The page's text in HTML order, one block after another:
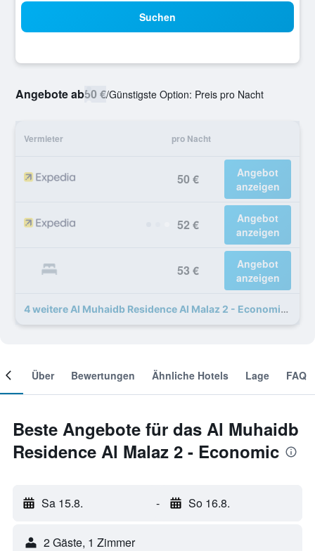
Suchen
Angebote ab50 €/Günstigste Option: Preis pro Nacht
Vermieter pro Nacht
50 €
Angebot
anzeigen
52 €
Angebot
anzeigen
53 €
Angebot
anzeigen
4 weitere Al Muhaidb Residence Al Malaz 2 - Economic Angebote
Über Bewertungen Ähnliche Hotels Lage FAQ
Beste Angebote für das Al Muhaidb
Residence Al Malaz 2 - Economic
Sa 15.8. - So 16.8.
2 Gäste, 1 Zimmer